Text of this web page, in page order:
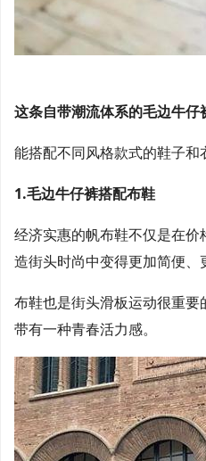
这条自带潮流体系的毛边牛仔
能搭配不同风格款式的鞋子和
1.毛边牛仔裤搭配布鞋
经济实惠的帆布鞋不仅是在
造街头时尚中变得更加简便、
布鞋也是街头滑板运动很重
带有一种青春活力感。